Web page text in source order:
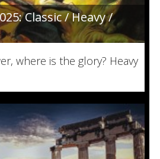
Classic / Heavy /
where is the glory? Heavy